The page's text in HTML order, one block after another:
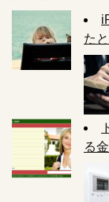
た
る